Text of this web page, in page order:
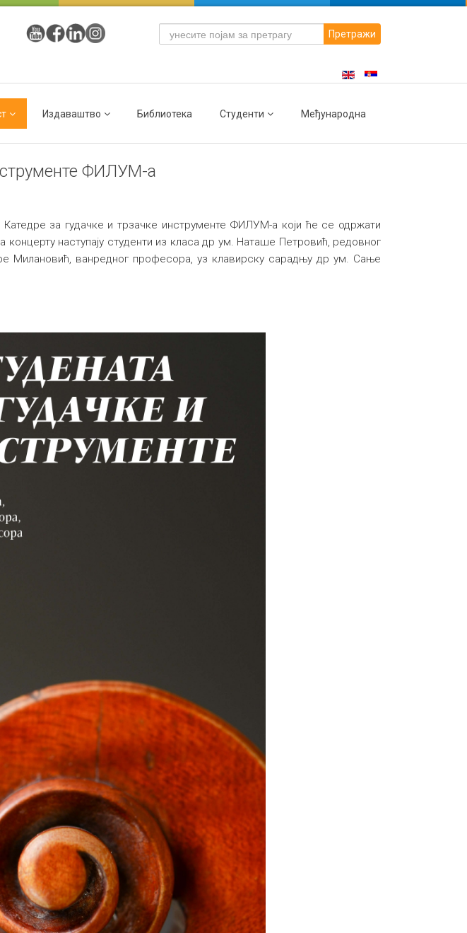
Претражи
Издаваштво Библиотека Студенти Међународна
ФИЛУМ-а
за гудачке и трзачке инструменте ФИЛУМ-а који ће се одржати
концерту наступају студенти из класа др ум. Наташе Петровић, редовног
Милановић, ванредног професора, уз клавирску сарадњу др ум. Сањe